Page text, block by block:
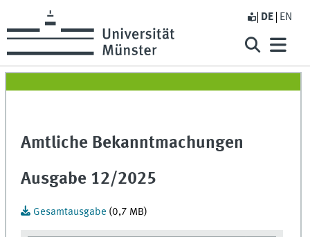
DE EN
Amtliche Bekanntmachungen
Ausgabe 12/2025
Gesamtausgabe (0,7 MB)